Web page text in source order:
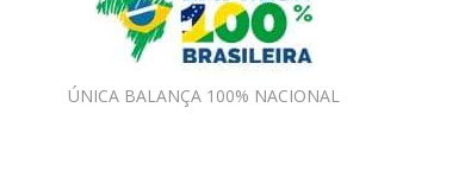
ÚNICA BALANÇA 100% NACIONAL